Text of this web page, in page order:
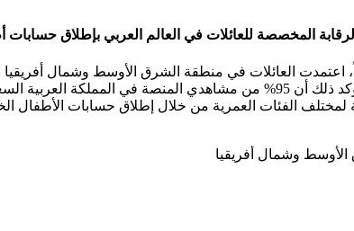
لمختلف الفئات العمرية من خلال إطلاق حسابات الأطفال